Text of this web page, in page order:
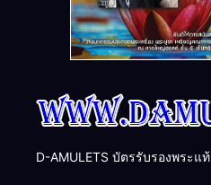
D-AMULETS บัตรรับรองพระแท้